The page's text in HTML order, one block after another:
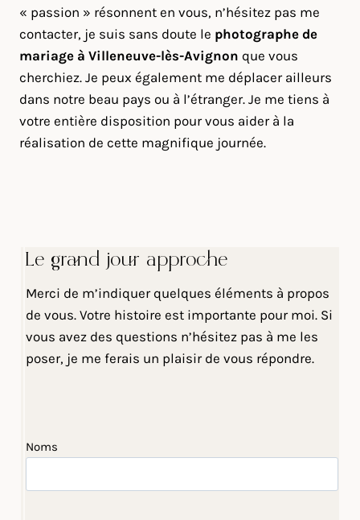
« passion » résonnent en vous, n’hésitez pas me
contacter, je suis sans doute le photographe de
mariage à Villeneuve-lès-Avignon que vous
cherchiez. Je peux également me déplacer ailleurs
dans notre beau pays ou à l’étranger. Je me tiens à
votre entière disposition pour vous aider à la
réalisation de cette magnifique journée.
Le grand jour approche
Merci de m’indiquer quelques éléments à propos
de vous. Votre histoire est importante pour moi. Si
vous avez des questions n’hésitez pas à me les
poser, je me ferais un plaisir de vous répondre.
Noms